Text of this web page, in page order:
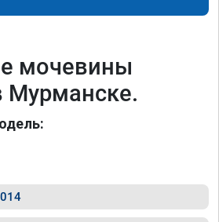
мочевины
Мурманске.